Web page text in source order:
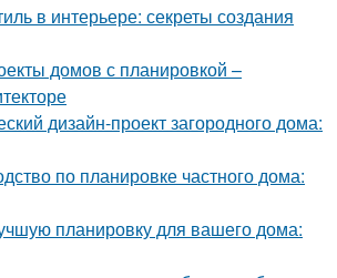
в интерьере: секреты создания
домов с планировкой –
дизайн-проект загородного дома:
по планировке частного дома:
планировку для вашего дома: